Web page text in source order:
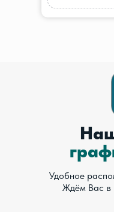
Удобное
Ждём Вас в